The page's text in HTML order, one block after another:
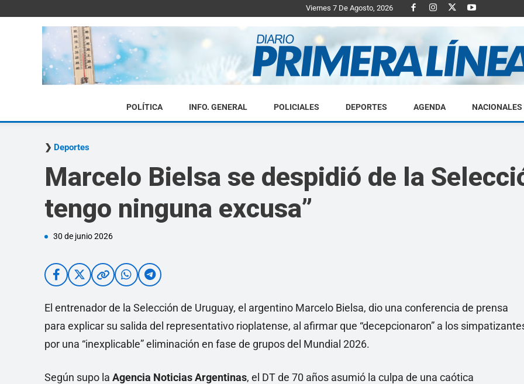
Viernes 7 De Agosto, 2026
Diario
POLÍTICA INFO. GENERAL POLICIALES DEPORTES AGENDA NACIONALES
Deportes
Marcelo Bielsa se despidió de la
tengo ninguna excusa”
30 de junio 2026
El entrenador de la Selección de Uruguay, el argentino Marcelo Bielsa, dio una conferencia de prensa
para explicar su salida del representativo rioplatense, al afirmar que “decepcionaron” a los
por una “inexplicable” eliminación en fase de grupos del Mundial 2026.
Según supo la Agencia Noticias Argentinas, el DT de 70 años asumió la culpa de una caótica